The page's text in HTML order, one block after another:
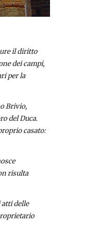
il diritto
dei campi,
per la
Brivio,
del Duca.
casato:
risulta
atti delle